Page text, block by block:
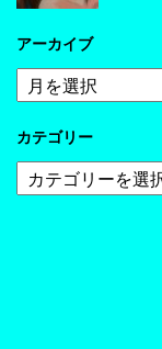
アーカイブ
ア
ー
イ
カテゴリー
テ